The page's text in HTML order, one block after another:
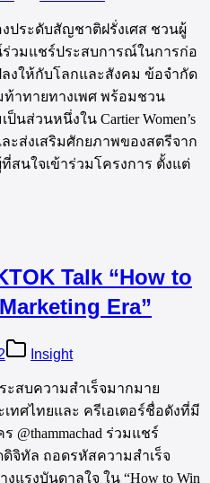
งประดับสัญชาติฝรั่งเศส ชวนผู้
วมแชร์ประสบการณ์ในการก่อ
งให้กับโลกและสังคม ข้อจำกัด
าทายทางเพศ พร้อมชวน
นส่วนหนึ่งใน Cartier Women’s
ะส่งเสริมศักยภาพของสตรีจาก
สนใจเข้าร่วมโครงการ ตั้งแต่
Talk “How to
Era”
Insight
ะสบความสำเร็จมากมาย
เทศไทยและ ครีเอเตอร์ชื่อดังที่มี
@thammachad ร่วมแชร์
จิทัล ถอดรหัสความสำเร็จ
แรงบันดาลใจ ใน “How to Win